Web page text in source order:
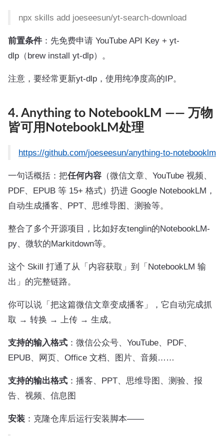
npx skills add joeseesun/yt-search-download
前置条件：先免费申请 YouTube API Key + yt-
dlp（brew install yt-dlp）。
注意，要经常更新yt-dlp，使用纯净度高的IP。
4. Anything to NotebookLM —— 万物
皆可用NotebookLM处理
https://github.com/joeseesun/anything-to-notebooklm
一句话概括：把任何内容 （微信文章、YouTube 视频、
PDF、EPUB 等 15+ 格式）扔进 Google NotebookLM，
自动生成播客、PPT、思维导图、测验等。
整合了多个开源项目，比如好友tenglin的NotebookLM-
py、微软的Markitdown等。
这个 Skill 打通了从「内容获取」到「NotebookLM 输
出」的完整链路。
你可以说「把这篇微信文章变成播客」，它自动完成抓
取 → 转换 → 上传 → 生成。
支持的输入格式 ：微信公众号、YouTube、PDF、
EPUB、网页、Office 文档、图片、音频……
支持的输出格式 ：播客、PPT、思维导图、测验、报
告、视频、信息图
安装 ：克隆仓库后运行安装脚本——